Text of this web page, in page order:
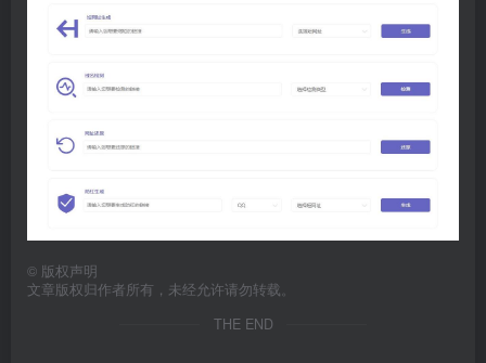
© 版权声明
文章版权归作者所有，未经允许请勿转载。
THE END